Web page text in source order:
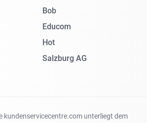
Bob
Educom
Hot
Salzburg AG
kundenservicecentre.com unterliegt dem